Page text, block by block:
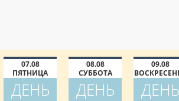
07.08
ПЯТНИЦА
ДЕНЬ
08.08
СУББОТА
ДЕНЬ
09.08
ДЕНЬ